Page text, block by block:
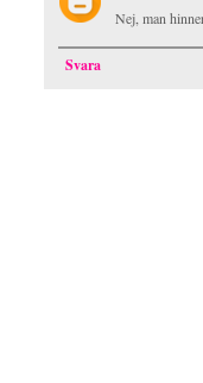
Nej, man
Svara